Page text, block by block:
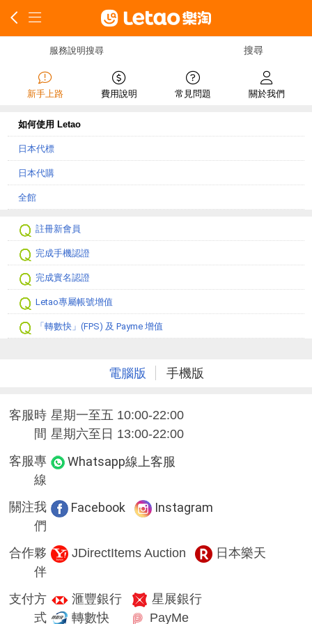
服務說明搜尋
新手上路 費用說明 常見問題 關於我們
如何使用 Letao
日本代標
日本代購
全館
註冊新會員
完成手機認證
完成實名認證
Letao專屬帳號增值
「轉數快」(FPS) 及 Payme 增值
電腦版 手機版
客服時
間
星期一至五 10:00-22:00
星期六至日 13:00-22:00
客服專
線
Whatsapp線上客服
關注我
們
Facebook Instagram
合作夥
伴
JDirectItems Auction 日本樂天
支付方
式
滙豐銀行
星展銀行
轉數快
PayMe